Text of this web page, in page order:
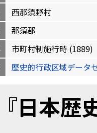
西那須野村
那須郡
市町村制施行時 (1889)
歴史的行政区域データ
日本歴